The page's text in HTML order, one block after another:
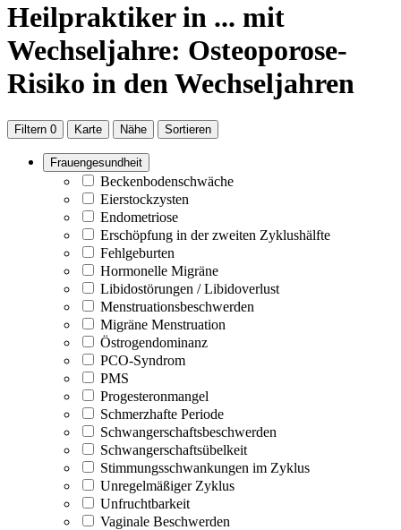
Heilpraktiker in ... mit
Wechseljahre: Osteoporose-
Risiko in den Wechseljahren
Filtern 0 Karte Nähe Sortieren
Frauengesundheit
Beckenbodenschwäche
Eierstockzysten
Endometriose
Erschöpfung in der zweiten Zyklushälfte
Fehlgeburten
Hormonelle Migräne
Libidostörungen / Libidoverlust
Menstruationsbeschwerden
Migräne Menstruation
Östrogendominanz
PCO-Syndrom
PMS
Progesteronmangel
Schmerzhafte Periode
Schwangerschaftsbeschwerden
Schwangerschaftsübelkeit
Stimmungsschwankungen im Zyklus
Unregelmäßiger Zyklus
Unfruchtbarkeit
Vaginale Beschwerden